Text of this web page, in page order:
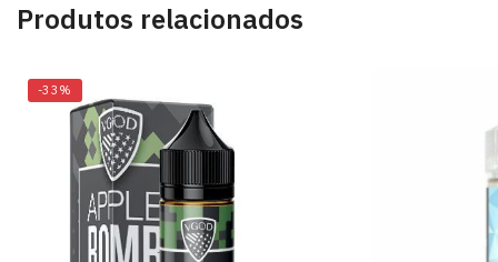
Produtos relacionados
-33%